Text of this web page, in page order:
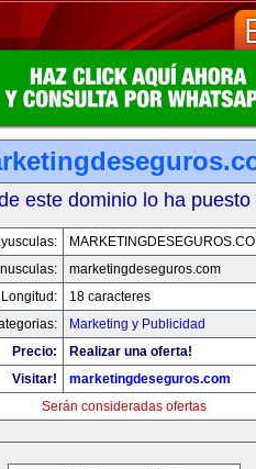
este dominio lo ha puesto
marketingdeseguros.com
Longitud:
18 caracteres
Marketing y Publicidad
Precio:
Realizar una oferta!
Visitar!
marketingdeseguros.com
Serán consideradas ofertas